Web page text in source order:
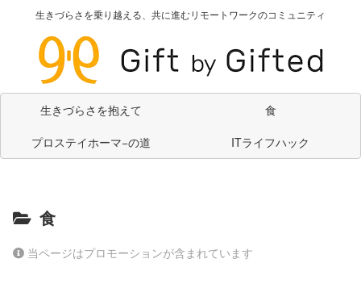
生きづらさを乗り越える、共に進むリモートワークのコミュニティ
生きづらさを抱えて
食
プロステイホーマ−の道
ITライフハック
食
当ページはプロモーションが含まれています